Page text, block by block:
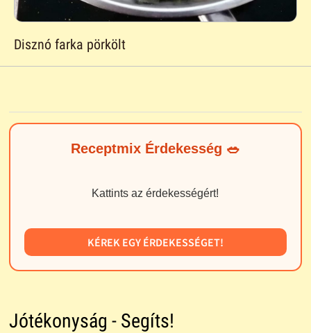
Disznó farka pörkölt
Receptmix Érdekesség 🥗
Kattints az érdekességért!
KÉREK EGY ÉRDEKESSÉGET!
Jótékonyság - Segíts!